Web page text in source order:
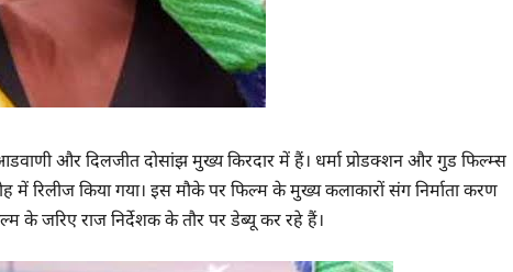
और दिलजीत दोसांझ मुख्य किरदार में हैं। धर्मा प्रोडक्शन और गुड फिल्म्स
रिलीज किया गया। इस मौके पर फिल्म के मुख्य कलाकारों संग निर्माता करण
जरिए राज निर्देशक के तौर पर डेब्यू कर रहे हैं।